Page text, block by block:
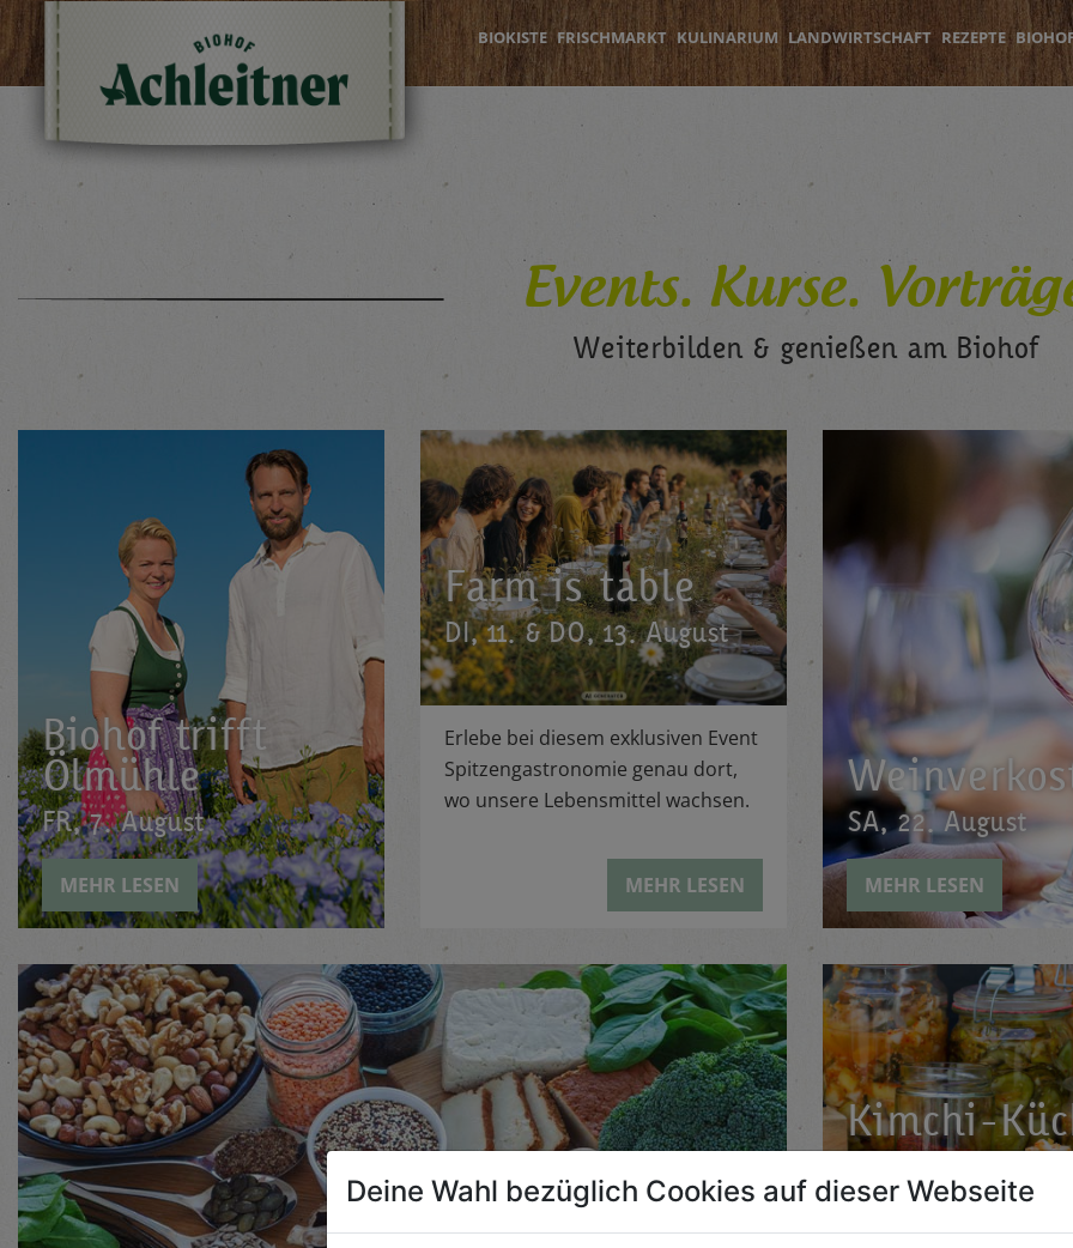
BIOKISTE FRISCHMARKT KULINARIUM LANDWIRTSCHAFT REZEPTE
Events. Kurse.
Weiterbilden & genießen am Biohof
Biohof trifft
Ölmühle
FR, 7. August
MEHR LESEN
Farm is table
DI, 11. & DO, 13. August
Erlebe bei diesem exklusiven Event
Spitzengastronomie genau dort,
wo unsere Lebensmittel wachsen.
MEHR LESEN
SA, 22. August
MEHR LESEN
Kimchi-
Deine Wahl bezüglich Cookies auf dieser Webseite